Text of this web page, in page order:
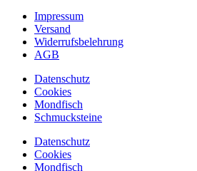
Impressum
Versand
Widerrufsbelehrung
AGB
Datenschutz
Cookies
Mondfisch
Schmucksteine
Datenschutz
Cookies
Mondfisch